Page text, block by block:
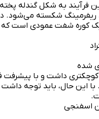
فرآیند به شکل گندله
ریفرمینگ شکسته می‌شود.
کوره شفت عمودی است که
شده
این حال، باید توجه